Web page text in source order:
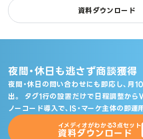
資料ダウンロード
夜間・休日も逃さず商談獲得
夜間・休日の問い合わせにも即応し、月
出。
タグ1行の設置だけで日程調整から
ノーコード導入で、IS・マーケ主体の即運
イメディオがわかる3点セット
資料ダウンロード